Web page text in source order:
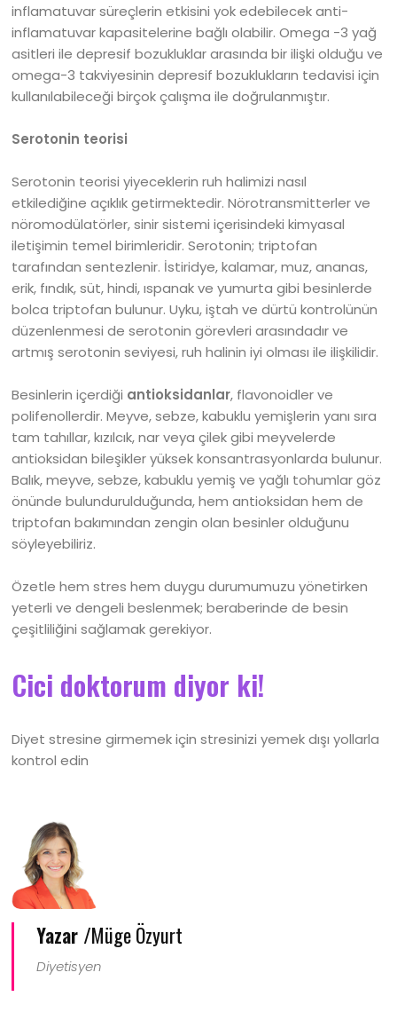
inflamatuvar süreçlerin etkisini yok edebilecek anti-
inflamatuvar kapasitelerine bağlı olabilir. Omega -3 yağ
asitleri ile depresif bozukluklar arasında bir ilişki olduğu ve
omega-3 takviyesinin depresif bozuklukların tedavisi için
kullanılabileceği birçok çalışma ile doğrulanmıştır.
Serotonin teorisi
Serotonin teorisi yiyeceklerin ruh halimizi nasıl
etkilediğine açıklık getirmektedir. Nörotransmitterler ve
nöromodülatörler, sinir sistemi içerisindeki kimyasal
iletişimin temel birimleridir. Serotonin; triptofan
tarafından sentezlenir. İstiridye, kalamar, muz, ananas,
erik, fındık, süt, hindi, ıspanak ve yumurta gibi besinlerde
bolca triptofan bulunur. Uyku, iştah ve dürtü kontrolünün
düzenlenmesi de serotonin görevleri arasındadır ve
artmış serotonin seviyesi, ruh halinin iyi olması ile ilişkilidir.
Besinlerin içerdiği antioksidanlar, flavonoidler ve
polifenollerdir. Meyve, sebze, kabuklu yemişlerin yanı sıra
tam tahıllar, kızılcık, nar veya çilek gibi meyvelerde
antioksidan bileşikler yüksek konsantrasyonlarda bulunur.
Balık, meyve, sebze, kabuklu yemiş ve yağlı tohumlar göz
önünde bulundurulduğunda, hem antioksidan hem de
triptofan bakımından zengin olan besinler olduğunu
söyleyebiliriz.
Özetle hem stres hem duygu durumumuzu yönetirken
yeterli ve dengeli beslenmek; beraberinde de besin
çeşitliliğini sağlamak gerekiyor.
Cici doktorum diyor ki!
Diyet stresine girmemek için stresinizi yemek dışı yollarla
kontrol edin
Yazar /Müge Özyurt
Diyetisyen